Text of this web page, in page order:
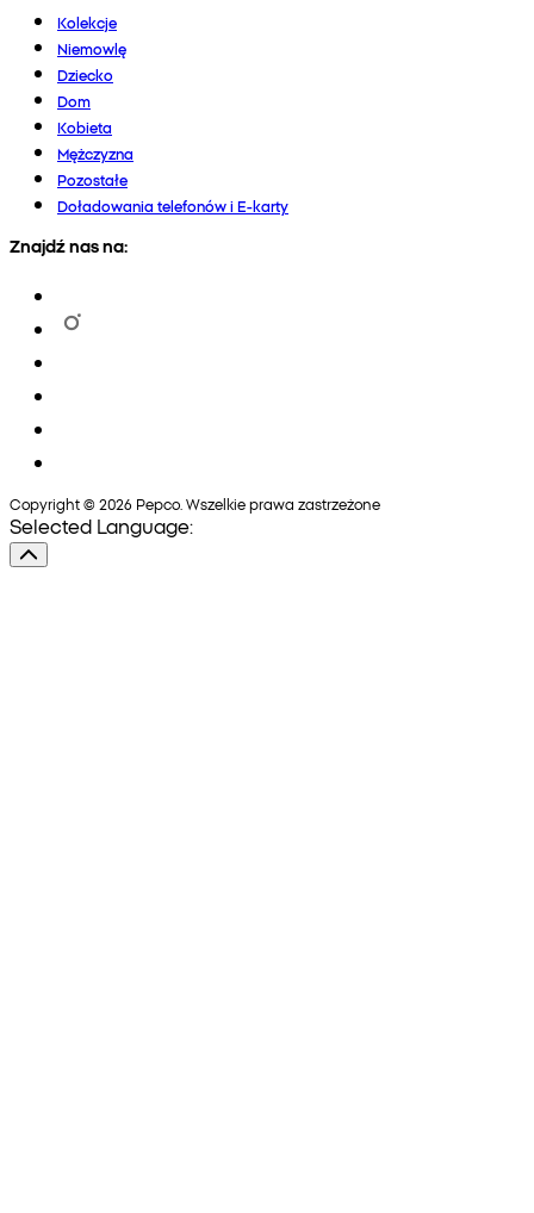
Kolekcje
Niemowlę
Dziecko
Dom
Kobieta
Mężczyzna
Pozostałe
Doładowania telefonów i E-karty
Znajdź nas na:
Copyright © 2026 Pepco. Wszelkie prawa zastrzeżone
Selected Language: